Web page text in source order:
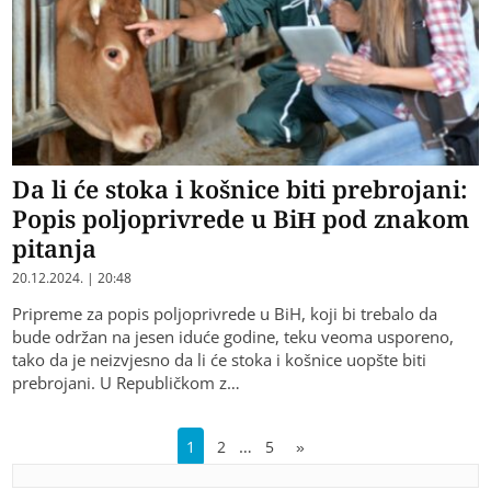
Da li će stoka i košnice biti prebrojani:
Popis poljoprivrede u BiH pod znakom
pitanja
20.12.2024. | 20:48
Pripreme za popis poljoprivrede u BiH, koji bi trebalo da
bude održan na jesen iduće godine, teku veoma usporeno,
tako da je neizvjesno da li će stoka i košnice uopšte biti
prebrojani. U Republičkom z…
1 2 … 5 »